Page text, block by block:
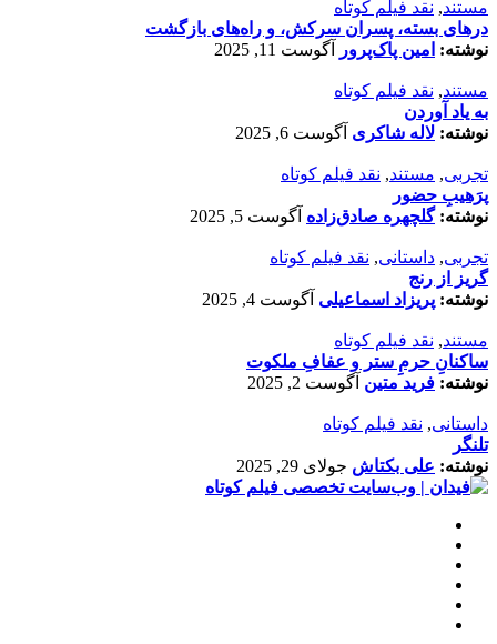
مستند, نقد فیلم کوتاه
درهای بسته، پسران سرکش، و راه‌های بازگشت
نوشته: امین پاک‌پرور آگوست 11, 2025
مستند, نقد فیلم کوتاه
به یاد آوردن
نوشته: لاله شاکری آگوست 6, 2025
تجربی, مستند, نقد فیلم کوتاه
پرَهیب‌ِ حضور
نوشته:گلچهره صادق‌زاده آگوست 5, 2025
تجربی, داستانی, نقد فیلم کوتاه
گریز از رنج
نوشته: پریزاد اسماعیلی آگوست 4, 2025
مستند, نقد فیلم کوتاه
ساکنانِ حرمِ ستر و عفافِ ملکوت
نوشته: فرید متین آگوست 2, 2025
داستانی, نقد فیلم کوتاه
تلنگر
نوشته: علی بکتاش جولای 29, 2025